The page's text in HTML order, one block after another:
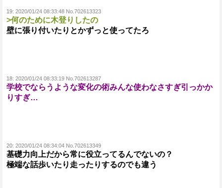
19: 2020/01/24 08:33:48 No.702613323
>何のために木登りしたの
壁に張り付いたりとかずっと使ってたろ
18: 2020/01/24 08:33:19 No.702613287
学校でならうような変化の術みんな使わなさすぎ引っかか
りすぎ…
20: 2020/01/24 08:34:04 No.702613349
基礎力向上だから常に役立ってるんでないの？
極端な話歩いたり走ったりするのでも違う